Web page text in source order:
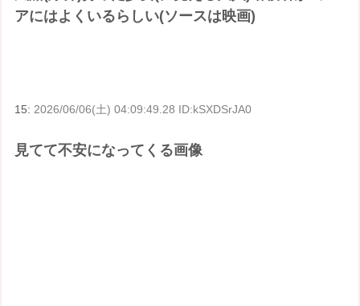
アにはよくいるらしい(ソースは映画)
15: 2026/06/06(土) 04:09:49.28 ID:kSXDSrJA0
見てて不安になってくる画像